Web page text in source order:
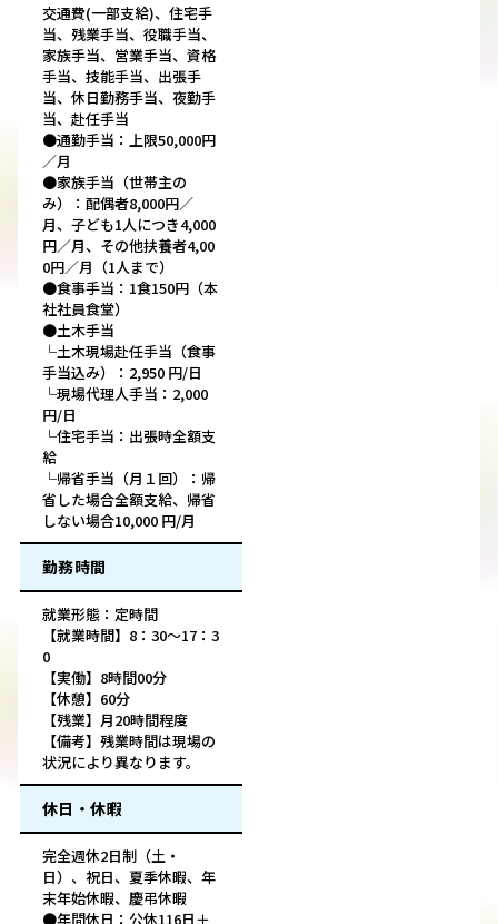
交通費(一部支給)、住宅手
当、残業手当、役職手当、
家族手当、営業手当、資格
手当、技能手当、出張手
当、休日勤務手当、夜勤手
当、赴任手当
●通勤手当：上限50,000円
／月
●家族手当（世帯主の
み）：配偶者8,000円／
月、子ども1人につき4,000
円／月、その他扶養者4,00
0円／月（1人まで）
●食事手当：1食150円（本
社社員食堂）
●土木手当
└土木現場赴任手当（食事
手当込み）：2,950 円/日
└現場代理人手当：2,000
円/日
└住宅手当：出張時全額支
給
└帰省手当（月１回）：帰
省した場合全額支給、帰省
しない場合10,000 円/月
勤務時間
就業形態：定時間
【就業時間】8：30～17：3
0
【実働】8時間00分
【休憩】60分
【残業】月20時間程度
【備考】残業時間は現場の
状況により異なります。
休日・休暇
完全週休2日制（土・
日）、祝日、夏季休暇、年
末年始休暇、慶弔休暇
●年間休日：公休116日＋